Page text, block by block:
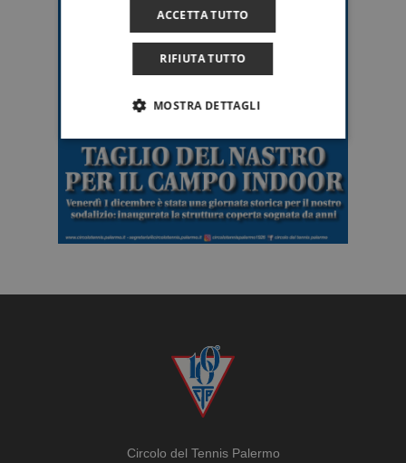
Circolo del Tennis Palermo
ACCETTA TUTTO
RIFIUTA TUTTO
MOSTRA DETTAGLI